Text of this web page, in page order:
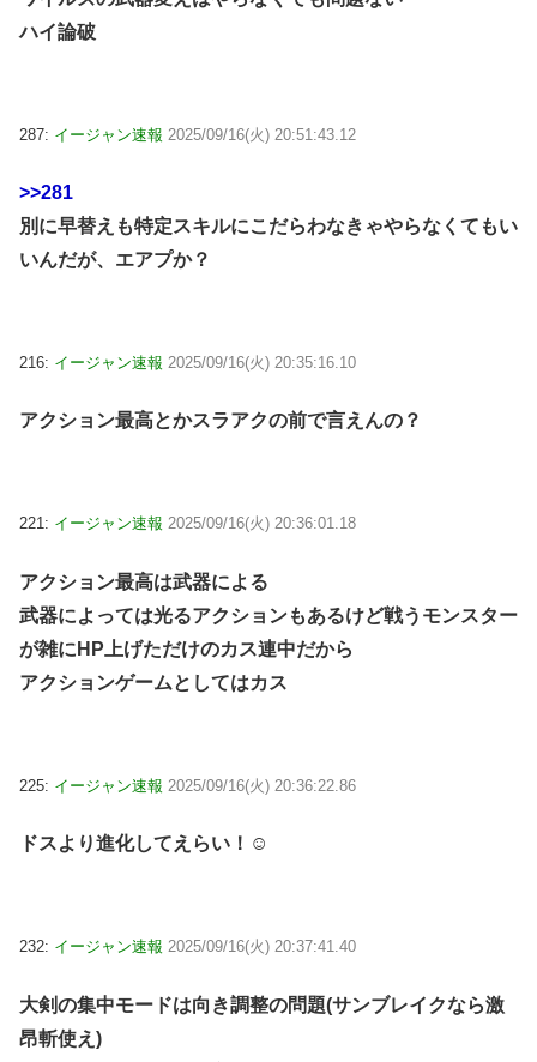
ハイ論破
287: イージャン速報 2025/09/16(火) 20:51:43.12
>>281
別に早替えも特定スキルにこだらわなきゃやらなくてもい
いんだが、エアプか？
216: イージャン速報 2025/09/16(火) 20:35:16.10
アクション最高とかスラアクの前で言えんの？
221: イージャン速報 2025/09/16(火) 20:36:01.18
アクション最高は武器による
武器によっては光るアクションもあるけど戦うモンスター
が雑にHP上げただけのカス連中だから
アクションゲームとしてはカス
225: イージャン速報 2025/09/16(火) 20:36:22.86
ドスより進化してえらい！☺
232: イージャン速報 2025/09/16(火) 20:37:41.40
大剣の集中モードは向き調整の問題(サンブレイクなら激
昂斬使え)